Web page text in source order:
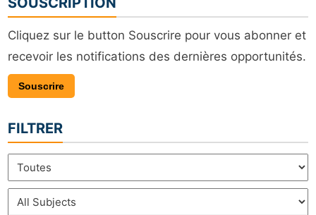
Cliquez sur le button Souscrire pour vous abonner et
recevoir les notifications des dernières opportunités.
Souscrire
FILTRER